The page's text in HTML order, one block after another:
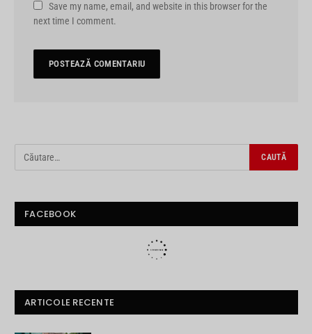
Save my name, email, and website in this browser for the
next time I comment.
FACEBOOK
ARTICOLE RECENTE